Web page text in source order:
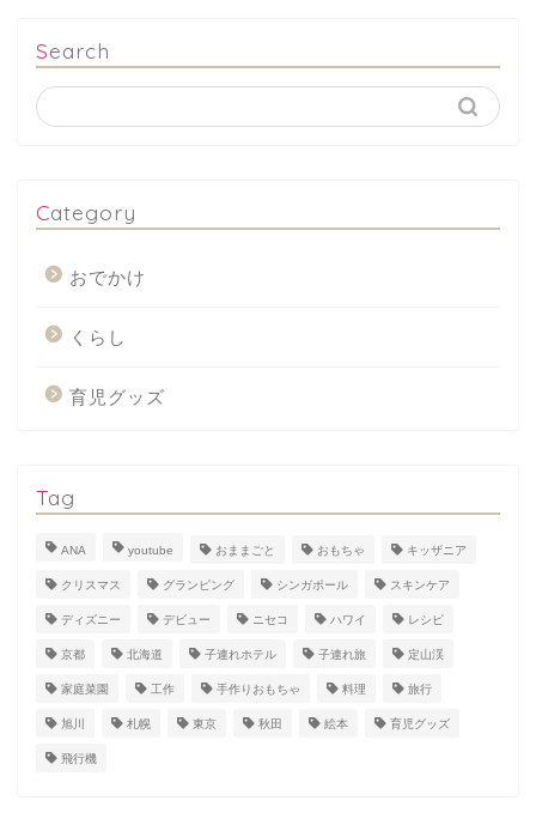
Search
Category
おでかけ
くらし
育児グッズ
Tag
ANA youtube おままごと おもちゃ キッザニア
クリスマス グランピング シンガポール スキンケア
ディズニー デビュー ニセコ ハワイ レシピ
京都 北海道 子連れホテル 子連れ旅 定山渓
家庭菜園 工作 手作りおもちゃ 料理 旅行
旭川 札幌 東京 秋田 絵本 育児グッズ
飛行機